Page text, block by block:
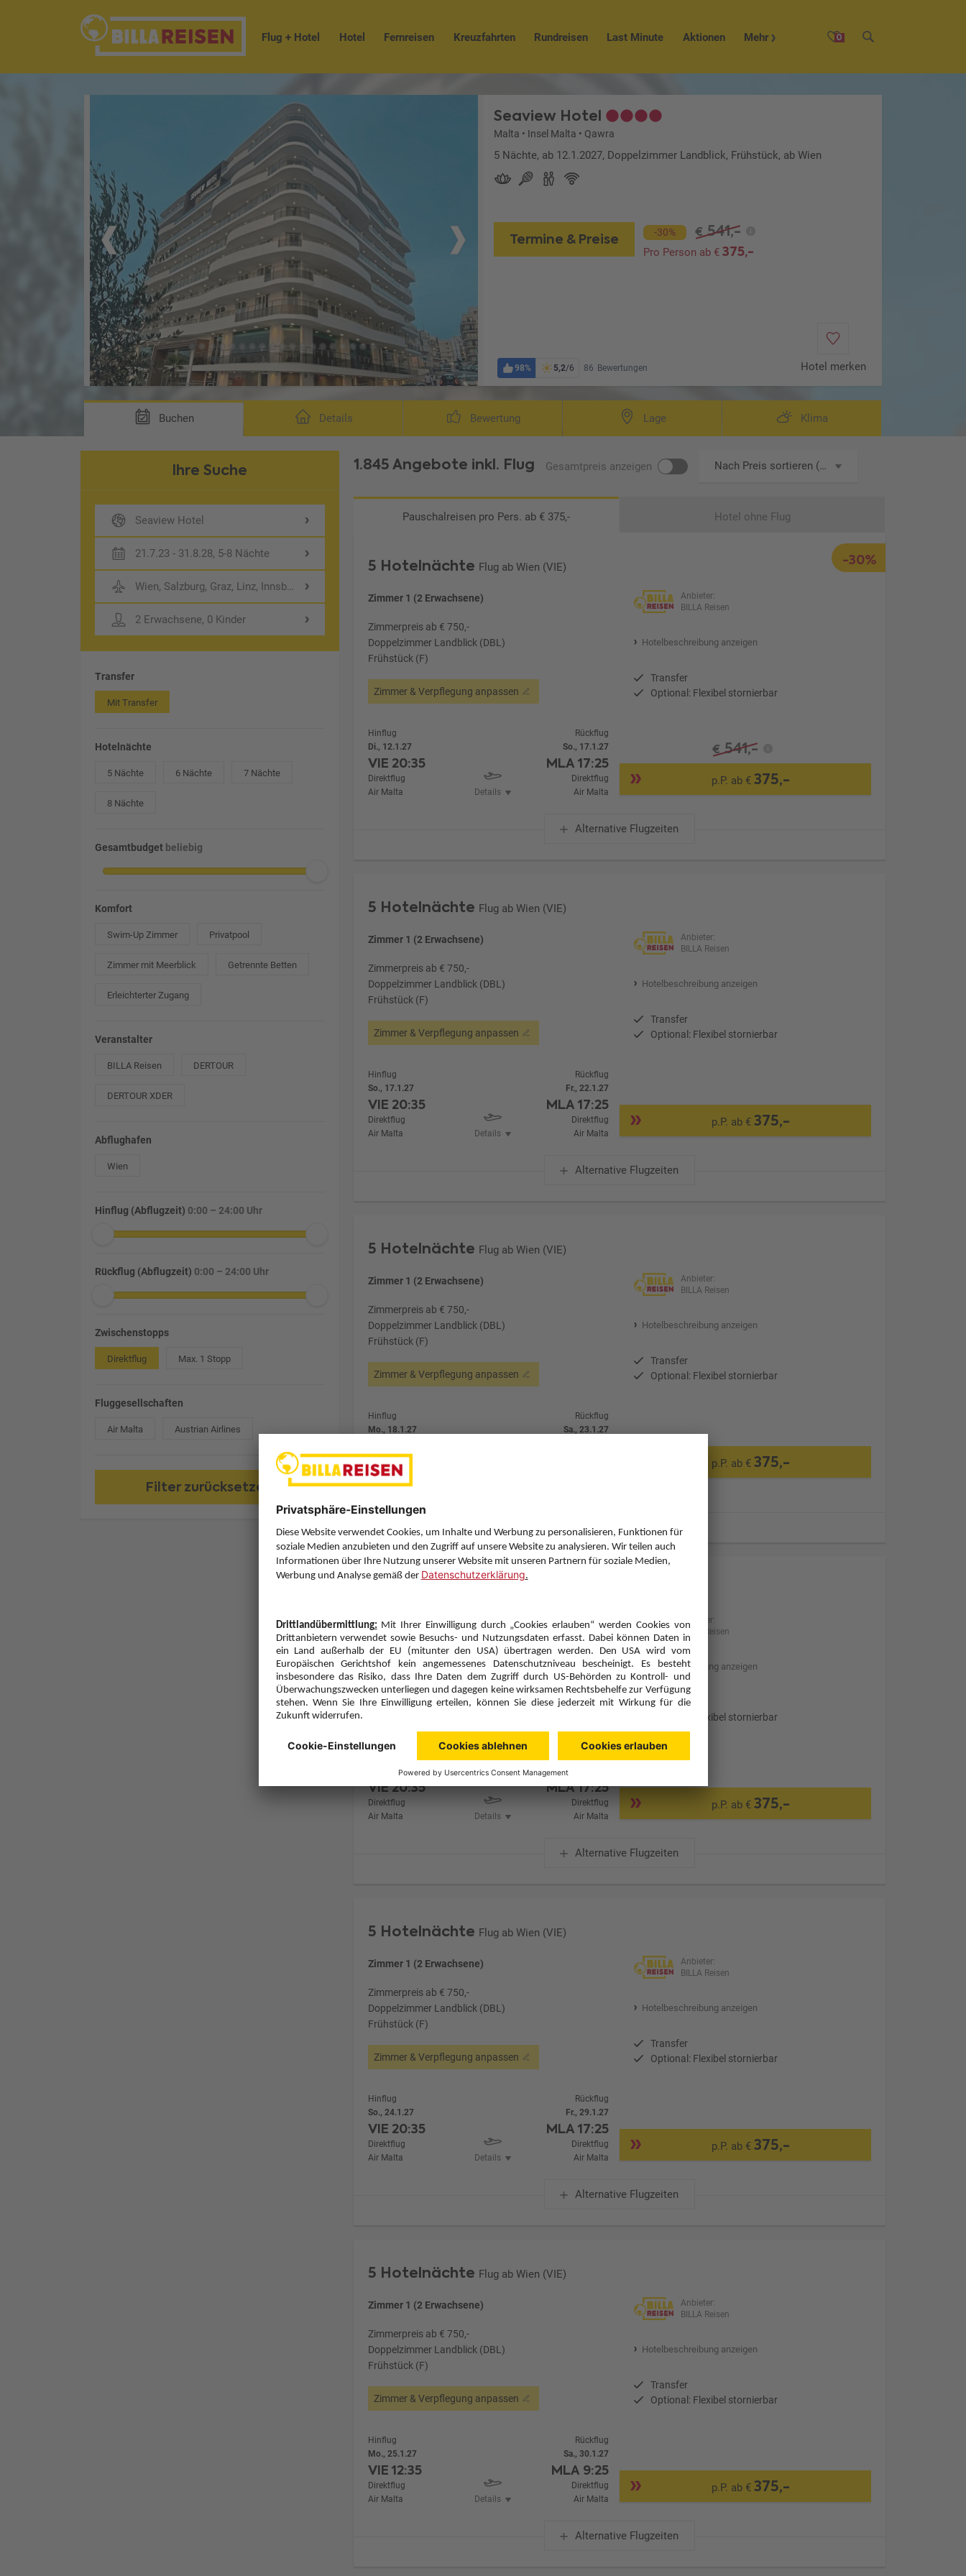
0
Flug + Hotel Hotel Fernreisen Kreuzfahrten Rundreisen Last Minute Aktionen Mehr
Seaview Hotel
Malta • Insel Malta • Qawra
5 Nächte, ab 12.1.2027, Doppelzimmer Landblick, Frühstück, ab Wien
Termine & Preise -30% € 541,-
Pro Person ab €375,-
98% 5,2/6 86 Bewertungen Hotel merken
Buchen Details Bewertung Lage Klima
Ihre Suche
Seaview Hotel
21.7.23 - 31.8.28, 5-8 Nächte
Wien, Salzburg, Graz, Linz, Innsbruck
2 Erwachsene, 0 Kinder
Transfer
Mit Transfer
Hotelnächte
5 Nächte 6 Nächte 7 Nächte
8 Nächte
Gesamtbudget beliebig
Komfort
Swim-Up Zimmer Privatpool
Zimmer mit Meerblick Getrennte Betten
Erleichterter Zugang
Veranstalter
BILLA Reisen DERTOUR
DERTOUR XDER
Abflughafen
Wien
Hinflug (Abflugzeit) 0:00 – 24:00 Uhr
Rückflug (Abflugzeit) 0:00 – 24:00 Uhr
Zwischenstopps
Direktflug Max. 1 Stopp
Fluggesellschaften
Air Malta Austrian Airlines
Filter zurücksetzen
1.845 Angebote inkl. Flug Gesamtpreis anzeigen Nach Preis sortieren (aufsteigend)
Pauschalreisen pro Pers. ab € 375,- Hotel ohne Flug
-30%
5 Hotelnächte Flug ab Wien (VIE)
Zimmer 1 (2 Erwachsene)
Zimmerpreis ab € 750,-
Doppelzimmer Landblick (DBL)
Frühstück (F)
Zimmer & Verpflegung anpassen
Anbieter:
BILLA Reisen
Hotelbeschreibung anzeigen
Transfer
Optional: Flexibel stornierbar
Hinflug
Di., 12.1.27
VIE 20:35
Direktflug
Air Malta
Details
Rückflug
So., 17.1.27
MLA17:25
Direktflug
Air Malta
€ 541,-
p.P. ab € 375,-
Alternative Flugzeiten
5 Hotelnächte Flug ab Wien (VIE)
Zimmer 1 (2 Erwachsene)
Zimmerpreis ab € 750,-
Doppelzimmer Landblick (DBL)
Frühstück (F)
Zimmer & Verpflegung anpassen
Anbieter:
BILLA Reisen
Hotelbeschreibung anzeigen
Transfer
Optional: Flexibel stornierbar
Hinflug
So., 17.1.27
VIE 20:35
Direktflug
Air Malta
Details
Rückflug
Fr., 22.1.27
MLA17:25
Direktflug
Air Malta
p.P. ab € 375,-
Alternative Flugzeiten
5 Hotelnächte Flug ab Wien (VIE)
Zimmer 1 (2 Erwachsene)
Zimmerpreis ab € 750,-
Doppelzimmer Landblick (DBL)
Frühstück (F)
Zimmer & Verpflegung anpassen
Anbieter:
BILLA Reisen
Hotelbeschreibung anzeigen
Transfer
Optional: Flexibel stornierbar
Hinflug
Mo., 18.1.27
Direktflug
Air Malta
Rückflug
Sa., 23.1.27
p.P. ab € 375,-
Zimmer 1 (2 Erwachsene)
Zimmerpreis ab € 750,-
Doppelzimmer Landblick (DBL)
Frühstück (F)
Anbieter:
BILLA Reisen
Hotelbeschreibung anzeigen
Transfer
Optional: Flexibel stornierbar
Di., 19.1.27
VIE20:35
Direktflug
Air Malta
Details
So., 24.1.27
MLA17:25
Direktflug
Air Malta
p.P. ab € 375,-
Alternative Flugzeiten
5 Hotelnächte Flug ab Wien (VIE)
Zimmer 1 (2 Erwachsene)
Zimmerpreis ab € 750,-
Doppelzimmer Landblick (DBL)
Frühstück (F)
Zimmer & Verpflegung anpassen
Anbieter:
BILLA Reisen
Hotelbeschreibung anzeigen
Transfer
Optional: Flexibel stornierbar
Hinflug
So., 24.1.27
VIE 20:35
Direktflug
Air Malta
Details
Rückflug
Fr., 29.1.27
MLA17:25
Direktflug
Air Malta
p.P. ab € 375,-
Alternative Flugzeiten
5 Hotelnächte Flug ab Wien (VIE)
Zimmer 1 (2 Erwachsene)
Zimmerpreis ab € 750,-
Doppelzimmer Landblick (DBL)
Frühstück (F)
Zimmer & Verpflegung anpassen
Anbieter:
BILLA Reisen
Hotelbeschreibung anzeigen
Transfer
Optional: Flexibel stornierbar
Hinflug
Mo., 25.1.27
VIE12:35
Direktflug
Air Malta
Details
Rückflug
Sa., 30.1.27
MLA 9:25
Direktflug
Air Malta
p.P. ab € 375,-
Alternative Flugzeiten